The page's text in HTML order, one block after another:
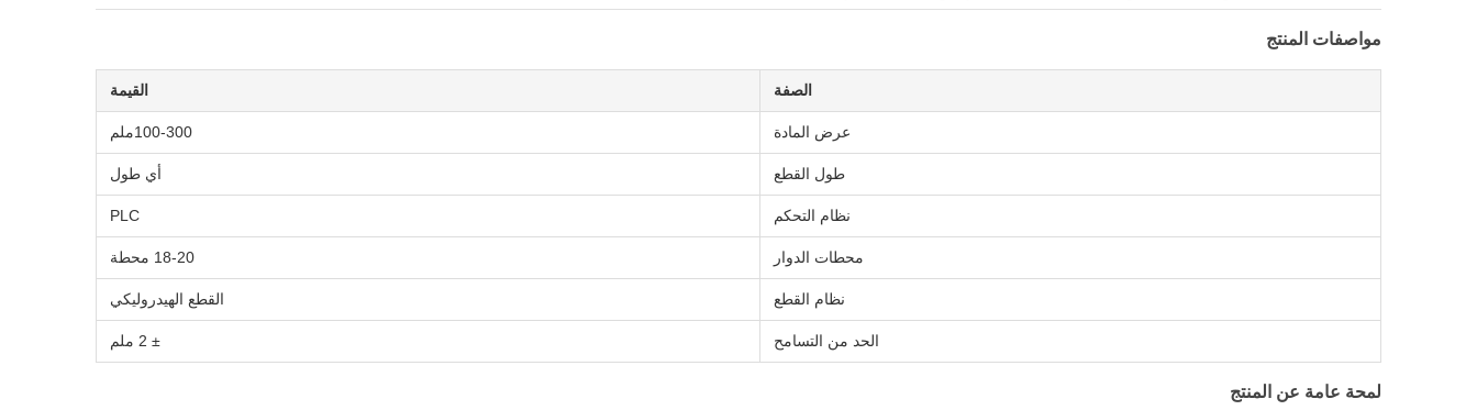
مواصفات المنتج
الصفة القيمة
عرض المادة 100-300ملم
طول القطع أي طول
نظام التحكم PLC
محطات الدوار 18-20 محطة
نظام القطع القطع الهيدروليكي
الحد من التسامح ± 2 ملم
لمحة عامة عن المنتج